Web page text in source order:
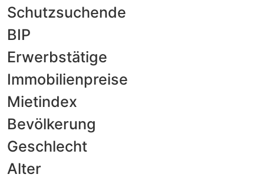
Schutzsuchende
BIP
Erwerbstätige
Immobilienpreise
Mietindex
Bevölkerung
Geschlecht
Alter